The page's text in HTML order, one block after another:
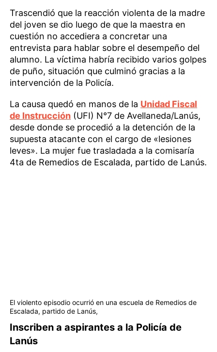
Trascendió que la reacción violenta de la madre
del joven se dio luego de que la maestra en
cuestión no accediera a concretar una
entrevista para hablar sobre el desempeño del
alumno. La víctima habría recibido varios golpes
de puño, situación que culminó gracias a la
intervención de la Policía.
La causa quedó en manos de la Unidad Fiscal
de Instrucción (UFI) N°7 de Avellaneda/Lanús,
desde donde se procedió a la detención de la
supuesta atacante con el cargo de «lesiones
leves». La mujer fue trasladada a la comisaría
4ta de Remedios de Escalada, partido de Lanús.
El violento episodio ocurrió en una escuela de Remedios de
Escalada, partido de Lanús,
Inscriben a aspirantes a la Policía de
Lanús